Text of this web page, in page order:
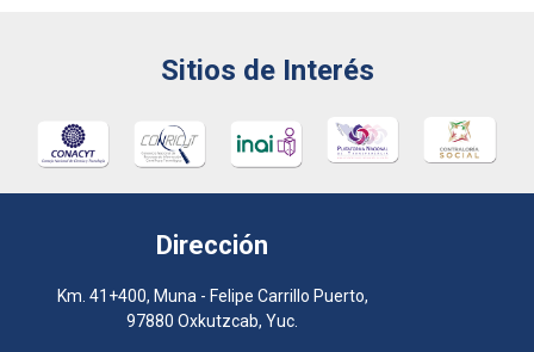
Sitios de Interés
Dirección
Km. 41+400, Muna - Felipe Carrillo Puerto,
97880 Oxkutzcab, Yuc.